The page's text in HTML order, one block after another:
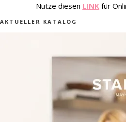
Nutze diesen LINK für
AKTUELLER KATALOG